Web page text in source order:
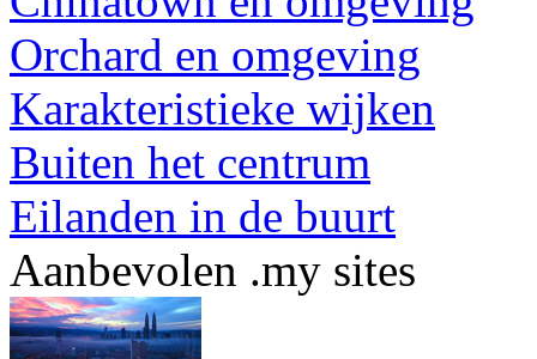
Orchard en omgeving
Karakteristieke wijken
Buiten het centrum
Eilanden in de buurt
Aanbevolen .my sites